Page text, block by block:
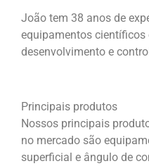
João tem 38 anos de
equipamentos
desenvolvimento e
Principais produtos
Nossos principais
no mercado são
superficial e ângulo de